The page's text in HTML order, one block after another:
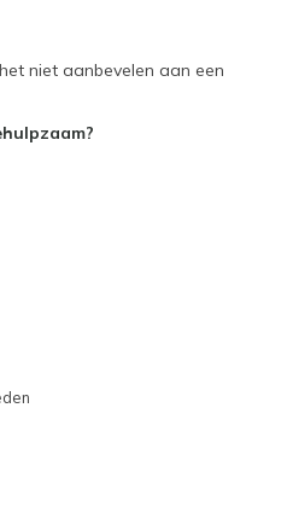
for Wearing
niet aanbevelen aan een